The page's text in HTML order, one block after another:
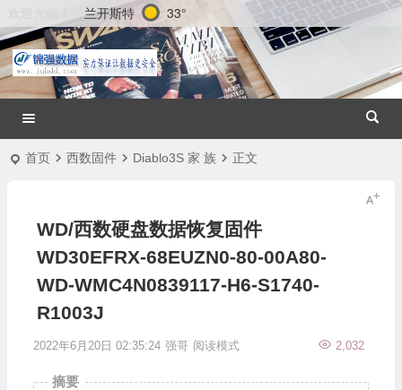
兰开斯特 33°
首页 西数固件 Diablo3S 家 族 正文
WD/西数硬盘数据恢复固件
WD30EFRX-68EUZN0-80-00A80-
WD-WMC4N0839117-H6-S1740-
R1003J
2022年6月20日 02:35:24 强哥 2,032
阅读模式
摘要